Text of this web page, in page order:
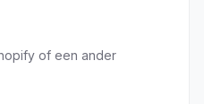
of een ander